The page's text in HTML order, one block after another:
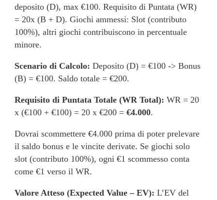
deposito (D), max €100. Requisito di Puntata (WR)
= 20x (B + D). Giochi ammessi: Slot (contributo
100%), altri giochi contribuiscono in percentuale
minore.
Scenario di Calcolo: Deposito (D) = €100 -> Bonus
(B) = €100. Saldo totale = €200.
Requisito di Puntata Totale (WR Total): WR = 20
x (€100 + €100) = 20 x €200 = €4.000.
Dovrai scommettere €4.000 prima di poter prelevare
il saldo bonus e le vincite derivate. Se giochi solo
slot (contributo 100%), ogni €1 scommesso conta
come €1 verso il WR.
Valore Atteso (Expected Value – EV): L’EV del